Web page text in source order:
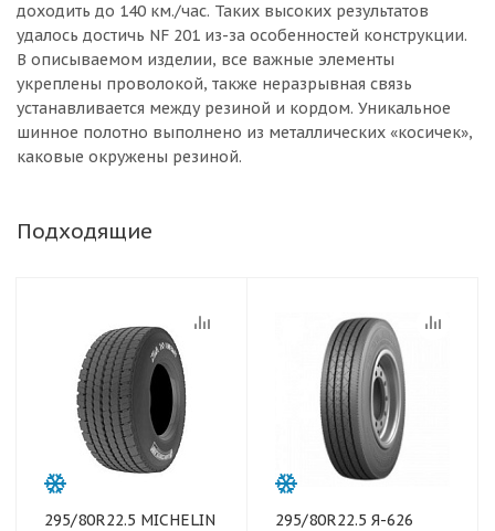
доходить до 140 км./час. Таких высоких результатов
удалось достичь NF 201 из-за особенностей конструкции.
В описываемом изделии, все важные элементы
укреплены проволокой, также неразрывная связь
устанавливается между резиной и кордом. Уникальное
шинное полотно выполнено из металлических «косичек»,
каковые окружены резиной.
Подходящие
295/80R22.5 MICHELIN
295/80R22.5 Я-626